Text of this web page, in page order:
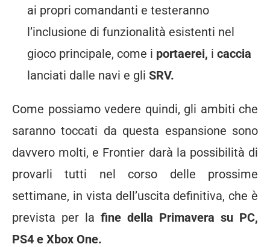
ai propri comandanti e testeranno
l’inclusione di funzionalità esistenti nel
gioco principale, come i portaerei, i caccia
lanciati dalle navi e gli SRV.
Come possiamo vedere quindi, gli ambiti che
saranno toccati da questa espansione sono
davvero molti, e Frontier darà la possibilità di
provarli tutti nel corso delle prossime
settimane, in vista dell’uscita definitiva, che è
prevista per la fine della Primavera su PC,
PS4 e Xbox One.